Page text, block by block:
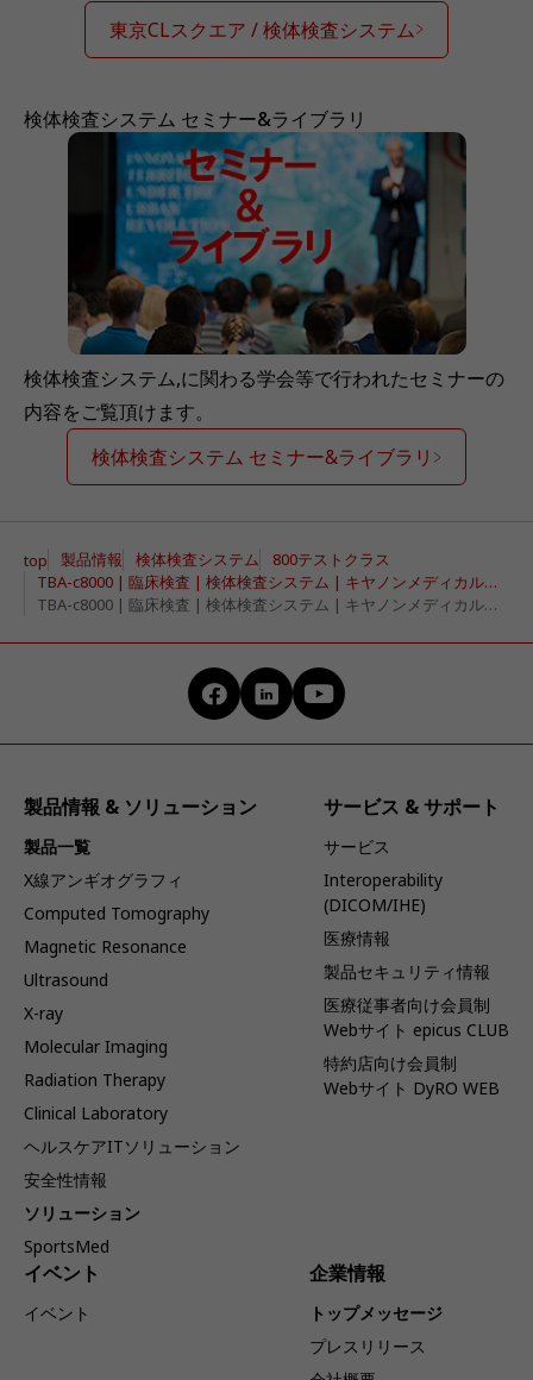
東京CLスクエア / 検体検査システム
検体検査システム セミナー&ライブラリ
検体検査システム,に関わる学会等で行われたセミナーの
内容をご覧頂けます。
検体検査システム セミナー&ライブラリ
top 製品情報 検体検査システム
800テストクラス
TBA-c8000 | 臨床検査 | 検体検査システム | キヤノンメディカルシステムズ
TBA-c8000 | 臨床検査 | 検体検査システム | キヤノンメディカルシステムズ
製品情報 & ソリューション
製品一覧
X線アンギオグラフィ
Computed Tomography
Magnetic Resonance
Ultrasound
X-ray
Molecular Imaging
Radiation Therapy
Clinical Laboratory
ヘルスケアITソリューション
安全性情報
ソリューション
SportsMed
サービス & サポート
サービス
Interoperability
(DICOM/IHE)
医療情報
製品セキュリティ情報
医療従事者向け会員制
Webサイト epicus CLUB
特約店向け会員制
Webサイト DyRO WEB
イベント
イベント
企業情報
トップメッセージ
プレスリリース